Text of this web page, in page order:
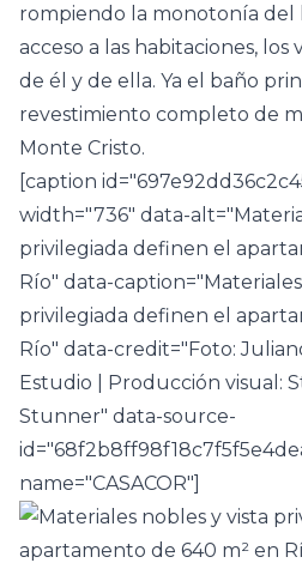
rompiendo la monotonía
acceso a las habitaciones, los
de él y de ella. Ya el baño
revestimiento completo de
Monte Cristo.
[caption
width="736" data-
privilegiada definen el
Río" data-
privilegiada definen el
Río" data-credit="Foto:
Estudio | Producción visual:
Stunner" data-source-
name="CASACOR"]